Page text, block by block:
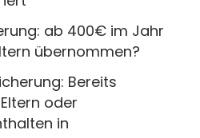
ab 400€ im Jahr
übernommen?
Bereits
oder
in